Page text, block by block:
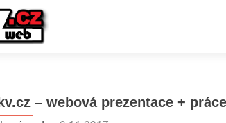
– webová prezentace +